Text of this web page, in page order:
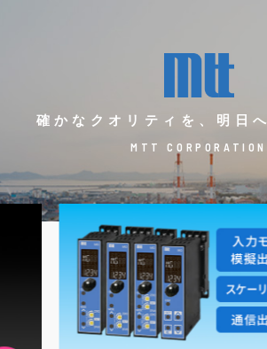
確かなクオリティを、明日
MTT CORPORATION